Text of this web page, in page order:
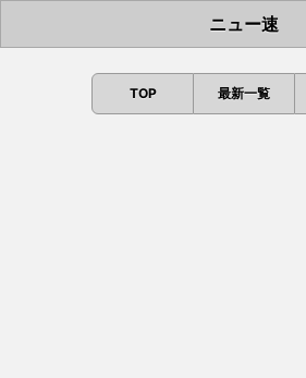
ニュー速
TOP 最新一覧